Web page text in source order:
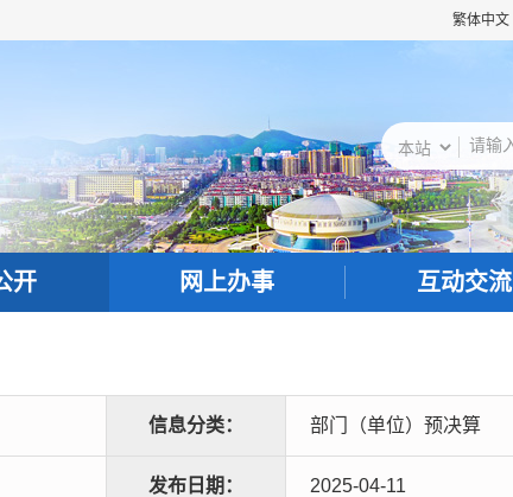
繁体中文
开 网上办事 互动交流
信息分类： 部门（单位）预决算
发布日期： 2025-04-11